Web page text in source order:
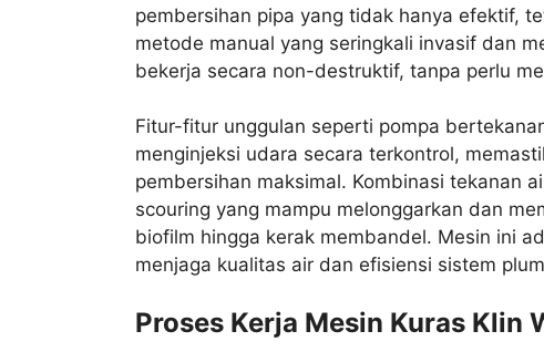
pembersihan pipa yang tidak hanya efektif,
metode manual yang seringkali invasif dan
bekerja secara non-destruktif, tanpa perlu
Fitur-fitur unggulan seperti pompa
menginjeksi udara secara terkontrol,
pembersihan maksimal. Kombinasi tekanan
scouring yang mampu melonggarkan dan
biofilm hingga kerak membandel. Mesin ini
menjaga kualitas air dan efisiensi sistem
Proses Kerja Mesin Kuras Klin